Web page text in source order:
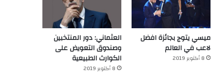
ميسي يتوج بجائزة افضل
لاعب في العالم‎
8 أكتوبر 2019
العثماني: دور المنتخبين
وصندوق التعويض على
الكوارث الطبيعية
8 أكتوبر 2019